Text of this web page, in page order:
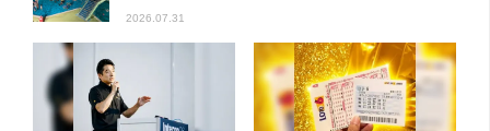
2026.07.31